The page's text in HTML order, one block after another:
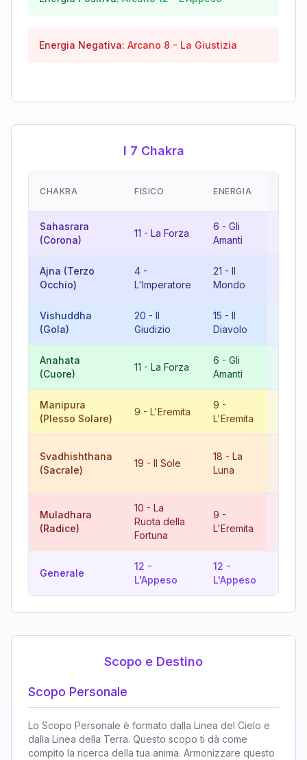
Energia Negativa: Arcano 8 - La Giustizia
I 7 Chakra
CHAKRA FISICO ENERGIA
Sahasrara
(Corona)
11 - La Forza
6 - Gli
Amanti
Ajna (Terzo
Occhio)
4 -
L'Imperatore
21 - Il
Mondo
Vishuddha
(Gola)
20 - Il
Giudizio
15 - Il
Diavolo
Anahata
(Cuore)
11 - La Forza
6 - Gli
Amanti
Manipura
(Plesso Solare)
9 - L'Eremita
9 -
L'Eremita
Svadhishthana
(Sacrale)
19 - Il Sole
18 - La
Luna
Muladhara
(Radice)
10 - La
Ruota della
Fortuna
9 -
L'Eremita
Generale
12 -
L'Appeso
12 -
L'Appeso
Scopo e Destino
Scopo Personale
Lo Scopo Personale è formato dalla Linea del Cielo e
dalla Linea della Terra. Questo scopo ti dà come
compito la ricerca della tua anima. Armonizzare questo